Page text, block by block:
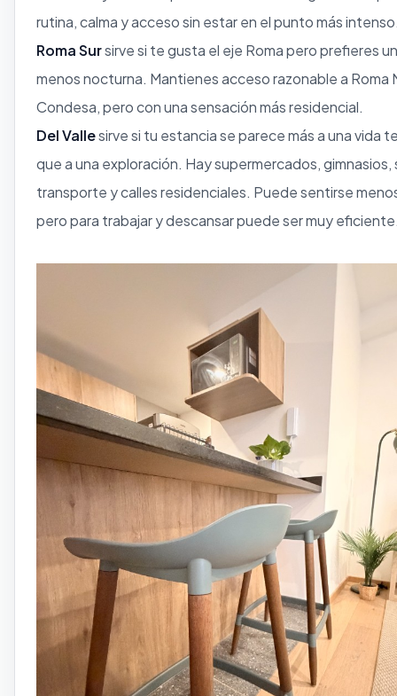
rutina, calma y acceso sin estar en el punto más
Roma Sursirve si te gusta el eje Roma pero prefieres
menos nocturna. Mantienes acceso razonable a Roma
Condesa, pero con una sensación más residencial.
Del Vallesirve si tu estancia se parece más a una vida
que a una exploración. Hay supermercados, gimnasios,
transporte y calles residenciales. Puede sentirse
pero para trabajar y descansar puede ser muy